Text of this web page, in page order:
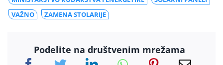
VAŽNO
ZAMENA STOLARIJE
Podelite na društvenim mrežama